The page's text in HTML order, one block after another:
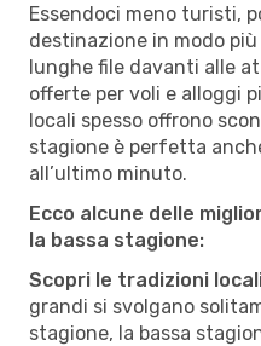
Essendoci meno turisti,
destinazione in modo
lunghe file davanti alle
offerte per voli e alloggi
locali spesso offrono
stagione è perfetta
all’ultimo minuto.
Ecco alcune delle
la bassa stagione:
Scopri le tradizioni
grandi si svolgano
stagione, la bassa